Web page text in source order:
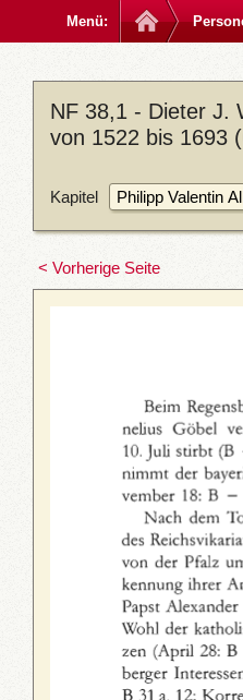
Menü:
NF 38,1 - Dieter J.
von 1522 bis 1693
Kapitel
< Vorherige Seite